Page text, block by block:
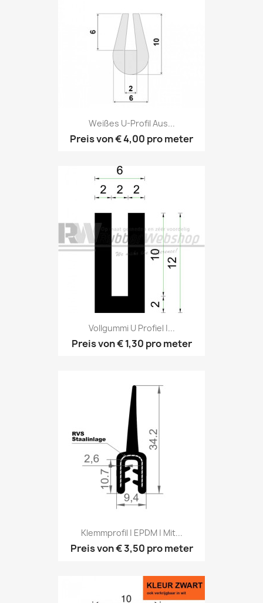
Weißes U-Profil Aus...
Preis von€ 4,00 pro meter
Vollgummi U Profiel |...
Preis von€ 1,30 pro meter
Klemmprofil | EPDM | Mit...
Preis von€ 3,50 pro meter